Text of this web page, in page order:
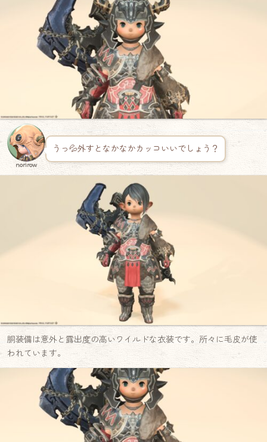
norirow
うっ💦外すとなかなかカッコいいでしょう？
胴装備は意外と露出度の高いワイルドな衣装です。所々に毛皮が使
われています。